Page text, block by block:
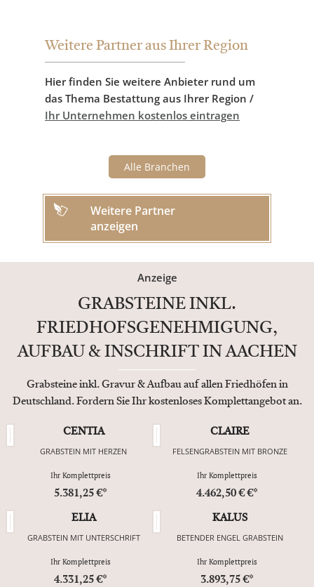
Weitere Partner aus Ihrer Region
Hier finden Sie weitere Anbieter rund um
das Thema Bestattung aus Ihrer Region /
Ihr Unternehmen kostenlos eintragen
Alle Branchen
Weitere Partner
anzeigen
Anzeige
GRABSTEINE INKL.
FRIEDHOFSGENEHMIGUNG,
AUFBAU & INSCHRIFT IN AACHEN
Grabsteine inkl. Gravur & Aufbau auf allen Friedhöfen in
Deutschland. Fordern Sie Ihr kostenloses Komplettangebot an.
CENTIA
GRABSTEIN MIT HERZEN
Ihr Komplettpreis
5.381,25 €*
CLAIRE
FELSENGRABSTEIN MIT BRONZE
Ihr Komplettpreis
4.462,50 € €*
ELIA
GRABSTEIN MIT UNTERSCHRIFT
Ihr Komplettpreis
4.331,25 €*
KALUS
BETENDER ENGEL GRABSTEIN
Ihr Komplettpreis
3.893,75 €*